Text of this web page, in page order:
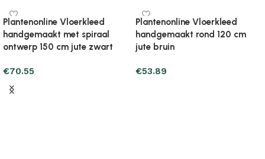
Plantenonline Vloerkleed
handgemaakt met spiraal
ontwerp 150 cm jute zwart
€70.55
Add to cart
Plantenonline Vloerkleed
handgemaakt rond 120 cm
jute bruin
€53.89